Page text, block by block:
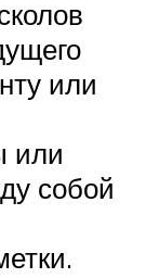
или
или
собой